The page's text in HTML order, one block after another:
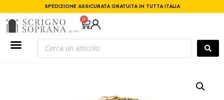
SPEDIZIONE ASSICURATA GRATUITA IN TUTTA ITALIA
0